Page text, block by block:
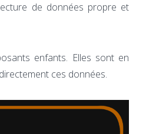
de données propre et
enfants. Elles sont en
ces données.